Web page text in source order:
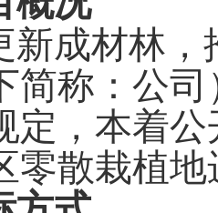
新成材林
简称：公司
定，本着
零散栽植